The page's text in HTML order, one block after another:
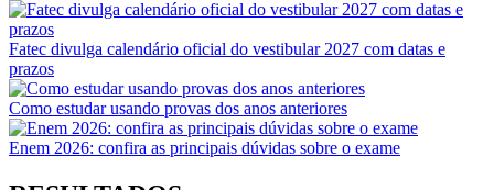
Fatec divulga calendário oficial do vestibular 2027 com datas e
prazos
Como estudar usando provas dos anos anteriores
Enem 2026: confira as principais dúvidas sobre o exame